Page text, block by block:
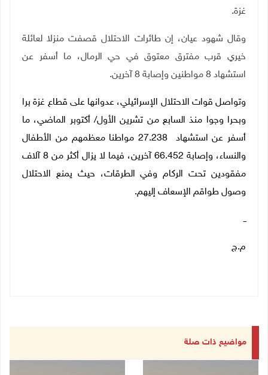
غزة.
وقال شهود عيان، إن طائرات الاحتلال قصفت منزلا لعائلة
خيري قرب مفترق معتوق في حي الرمال، ما أسفر عن
استشهاد 8 مواطنين وإصابة 8 آخرين.
وتواصل قوات الاحتلال الإسرائيلي، عدوانها على قطاع غزة برا
وبحرا وجوا منذ السابع من تشرين الأول/ أكتوبر الماضي، ما
أسفر عن استشهاد 27.238 مواطنا معظمهم من الأطفال
والنساء، وإصابة 66.452 آخرين، فيما لا يزال أكثر من 8 آلاف
مفقودين تحت الركام وفي الطرقات، حيث يمنع الاحتلال
وصول طواقم الإسعاف إليهم.
ــ
م.ج
مواضيع ذات صلة